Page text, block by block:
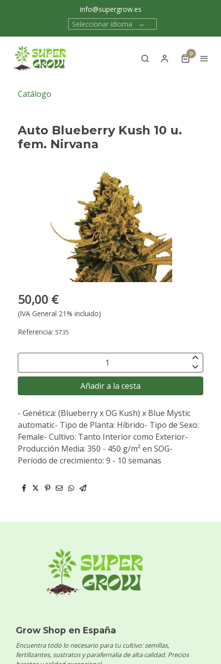
info@supergrow.es
Seleccionar idioma
0
Catálogo
Auto Blueberry Kush 10 u.
fem. Nirvana
50,00 €
(IVA General 21% incluido)
Referencia: 5735
Añadir a la cesta
- Genética: (Blueberry x OG Kush) x Blue Mystic
automatic- Tipo de Planta: Híbrido- Tipo de Sexo:
Female- Cultivo: Tanto Interior como Exterior-
Producción Media: 350 - 450 g/m² en SOG-
Período de crecimiento: 9 - 10 semanas
Grow Shop en España
Encuentra todo lo necesario para tu cultivo: semillas,
fertilizantes, sustratos y parafernalia de alta calidad. Precios